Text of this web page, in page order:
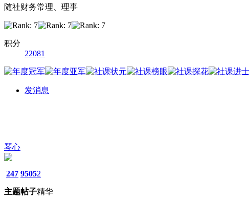
随社财务常理、理事
积分
22081
发消息
琴心
247
主题
9505
帖子
2
精华